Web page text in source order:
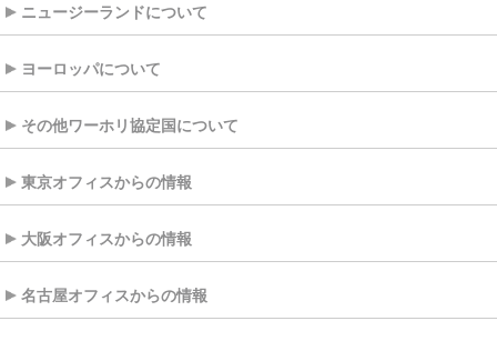
ニュージーランドについて
ヨーロッパについて
その他ワーホリ協定国について
東京オフィスからの情報
大阪オフィスからの情報
名古屋オフィスからの情報